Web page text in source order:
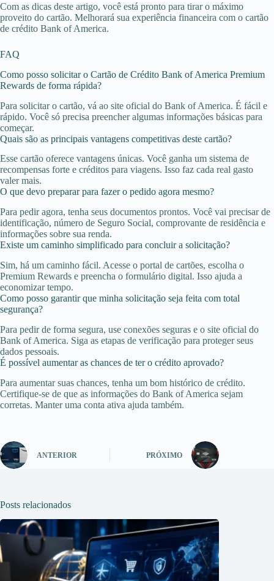
Com as dicas deste artigo, você está pronto para tirar o máximo
proveito do cartão. Melhorará sua experiência financeira com o cartão
de crédito Bank of America.
FAQ
Como posso solicitar o Cartão de Crédito Bank of America Premium
Rewards de forma rápida?
Para solicitar o cartão, vá ao site oficial do Bank of America. É fácil e
rápido. Você só precisa preencher algumas informações básicas para
começar.
Quais são as principais vantagens competitivas deste cartão?
Esse cartão oferece vantagens únicas. Você ganha um sistema de
recompensas forte e créditos para viagens. Isso faz cada real gasto
valer mais.
O que devo preparar para fazer o pedido agora mesmo?
Para pedir agora, tenha seus documentos prontos. Você vai precisar de
identificação, número de Seguro Social, comprovante de residência e
informações sobre sua renda.
Existe um caminho simplificado para concluir a solicitação?
Sim, há um caminho fácil. Acesse o portal de cartões, escolha o
Premium Rewards e preencha o formulário digital. Isso ajuda a
economizar tempo.
Como posso garantir que minha solicitação seja feita com total
segurança?
Para pedir de forma segura, use conexões seguras e o site oficial do
Bank of America. Siga as etapas de verificação para proteger seus
dados pessoais.
É possível aumentar as chances de ter o crédito aprovado?
Para aumentar suas chances, tenha um bom histórico de crédito.
Certifique-se de que as informações do Bank of America sejam
corretas. Manter uma conta ativa ajuda também.
ANTERIOR PRÓXIMO
Posts relacionados